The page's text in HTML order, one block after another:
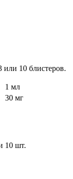
или 10 блистеров.
1 мл
30 мг
10 шт.